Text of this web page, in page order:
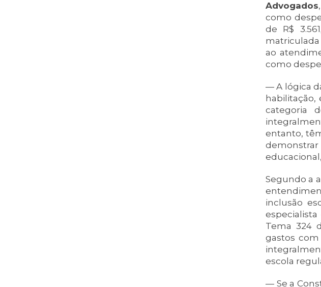
Advogados
como
de R$
ao
como
— A lógica
categoria
entanto,
Segundo a
inclusão
Tema 324
gastos
escola
— Se a